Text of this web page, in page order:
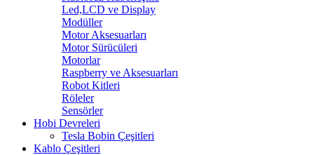
Led,LCD ve Display
Modüller
Motor Aksesuarları
Motor Sürücüleri
Motorlar
Raspberry ve Aksesuarları
Robot Kitleri
Röleler
Sensörler
Hobi Devreleri
Tesla Bobin Çeşitleri
Kablo Çeşitleri